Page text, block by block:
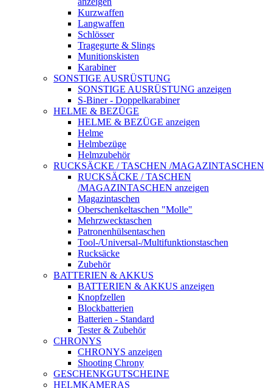
Kurzwaffen
Langwaffen
Schlösser
Tragegurte & Slings
Munitionskisten
Karabiner
SONSTIGE AUSRÜSTUNG
SONSTIGE AUSRÜSTUNG anzeigen
S-Biner - Doppelkarabiner
HELME & BEZÜGE
HELME & BEZÜGE anzeigen
Helme
Helmbezüge
Helmzubehör
RUCKSÄCKE / TASCHEN /MAGAZINTASCHEN
RUCKSÄCKE / TASCHEN
/MAGAZINTASCHEN anzeigen
Magazintaschen
Oberschenkeltaschen "Molle"
Mehrzwecktaschen
Patronenhülsentaschen
Tool-/Universal-/Multifunktionstaschen
Rucksäcke
Zubehör
BATTERIEN & AKKUS
BATTERIEN & AKKUS anzeigen
Knopfzellen
Blockbatterien
Batterien - Standard
Tester & Zubehör
CHRONYS
CHRONYS anzeigen
Shooting Chrony
GESCHENKGUTSCHEINE
HELMKAMERAS